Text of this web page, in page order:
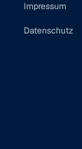
Impressum
Datenschutz